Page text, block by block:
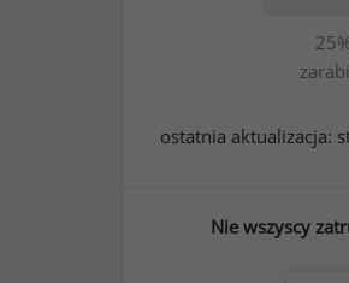
ostatnia aktualizacja:
Nie wszyscy